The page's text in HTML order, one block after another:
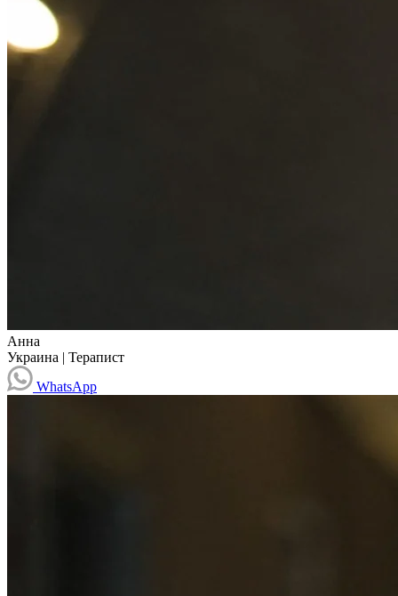
Анна
Украина | Терапист
WhatsApp